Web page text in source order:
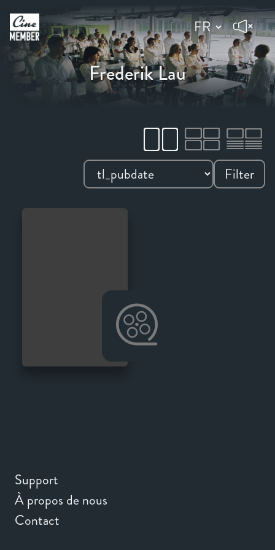
Frederik Lau
Filter
Support
À propos de nous
Contact